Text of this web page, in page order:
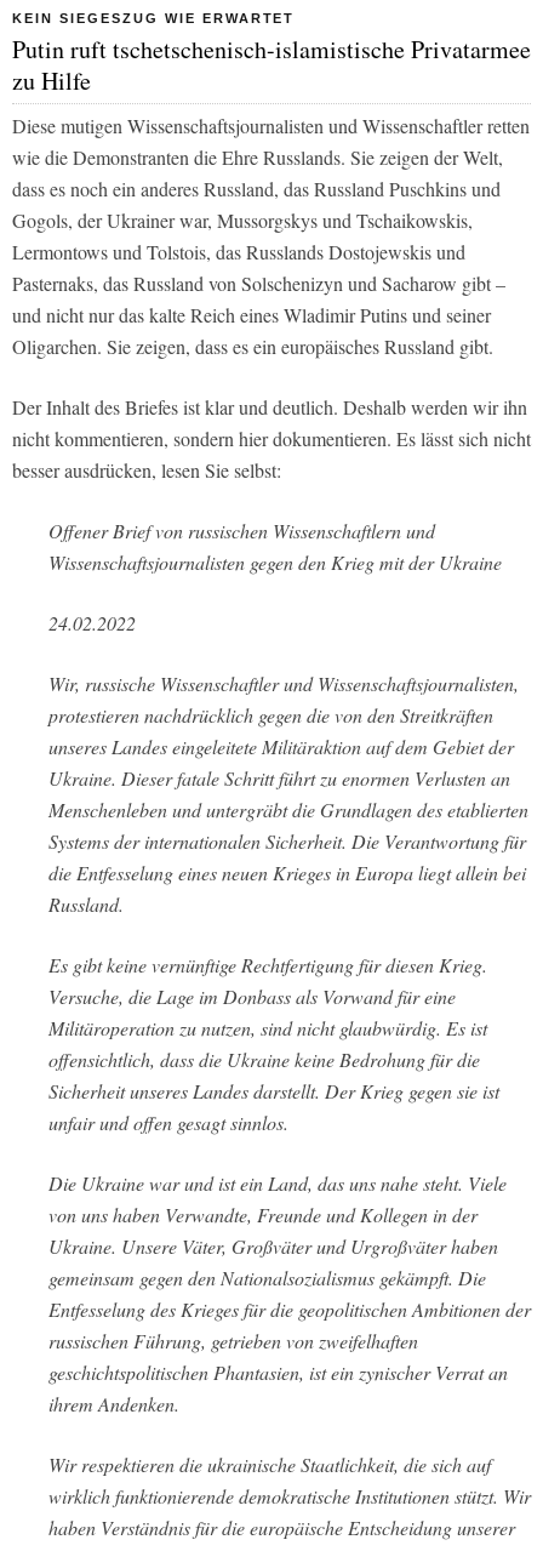
KEIN SIEGESZUG WIE ERWARTET
Putin ruft tschetschenisch-islamistische Privatarmee
zu Hilfe
Diese mutigen Wissenschaftsjournalisten und Wissenschaftler retten
wie die Demonstranten die Ehre Russlands. Sie zeigen der Welt,
dass es noch ein anderes Russland, das Russland Puschkins und
Gogols, der Ukrainer war, Mussorgskys und Tschaikowskis,
Lermontows und Tolstois, das Russlands Dostojewskis und
Pasternaks, das Russland von Solschenizyn und Sacharow gibt –
und nicht nur das kalte Reich eines Wladimir Putins und seiner
Oligarchen. Sie zeigen, dass es ein europäisches Russland gibt.
Der Inhalt des Briefes ist klar und deutlich. Deshalb werden wir ihn
nicht kommentieren, sondern hier dokumentieren. Es lässt sich nicht
besser ausdrücken, lesen Sie selbst:
Offener Brief von russischen Wissenschaftlern und
Wissenschaftsjournalisten gegen den Krieg mit der Ukraine
24.02.2022
Wir, russische Wissenschaftler und Wissenschaftsjournalisten,
protestieren nachdrücklich gegen die von den Streitkräften
unseres Landes eingeleitete Militäraktion auf dem Gebiet der
Ukraine. Dieser fatale Schritt führt zu enormen Verlusten an
Menschenleben und untergräbt die Grundlagen des etablierten
Systems der internationalen Sicherheit. Die Verantwortung für
die Entfesselung eines neuen Krieges in Europa liegt allein bei
Russland.
Es gibt keine vernünftige Rechtfertigung für diesen Krieg.
Versuche, die Lage im Donbass als Vorwand für eine
Militäroperation zu nutzen, sind nicht glaubwürdig. Es ist
offensichtlich, dass die Ukraine keine Bedrohung für die
Sicherheit unseres Landes darstellt. Der Krieg gegen sie ist
unfair und offen gesagt sinnlos.
Die Ukraine war und ist ein Land, das uns nahe steht. Viele
von uns haben Verwandte, Freunde und Kollegen in der
Ukraine. Unsere Väter, Großväter und Urgroßväter haben
gemeinsam gegen den Nationalsozialismus gekämpft. Die
Entfesselung des Krieges für die geopolitischen Ambitionen der
russischen Führung, getrieben von zweifelhaften
geschichtspolitischen Phantasien, ist ein zynischer Verrat an
ihrem Andenken.
Wir respektieren die ukrainische Staatlichkeit, die sich auf
wirklich funktionierende demokratische Institutionen stützt. Wir
haben Verständnis für die europäische Entscheidung unserer